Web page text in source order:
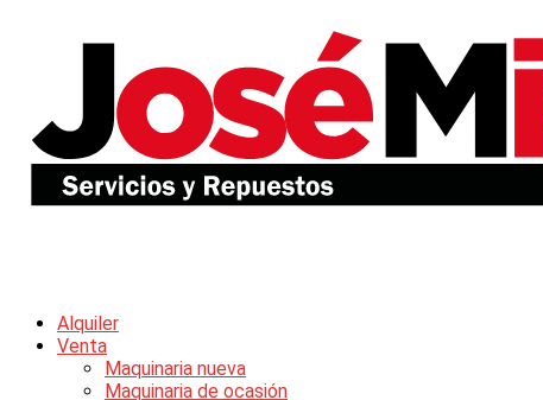
Alquiler
Venta
Maquinaria nueva
Maquinaria de ocasión